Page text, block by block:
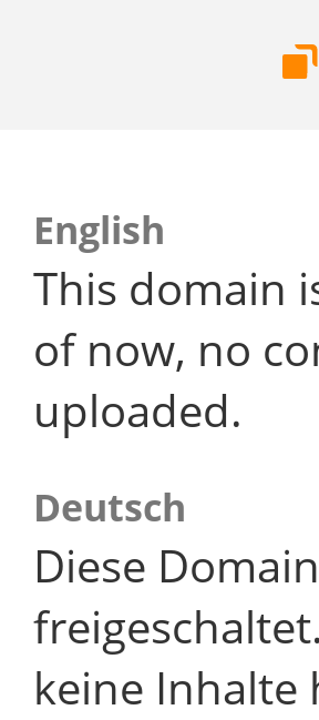
English
This domain
of now, no
uploaded.
Deutsch
Diese
keine Inhalte